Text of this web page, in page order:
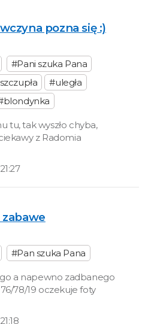
pozna się :)
#Pani szuka Pana
#uległa
tu, tak wyszło chyba,
z Radomia
zabawe
#Pan szuka Pana
a napewno zadbanego
78/19 oczekuje foty